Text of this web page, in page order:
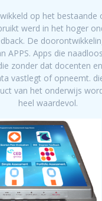
op het bestaande
werd in het hoger
De
APPS. Apps die
zonder dat docenten
vastlegt of opneemt.
van het onderwijs
heel waardevol.